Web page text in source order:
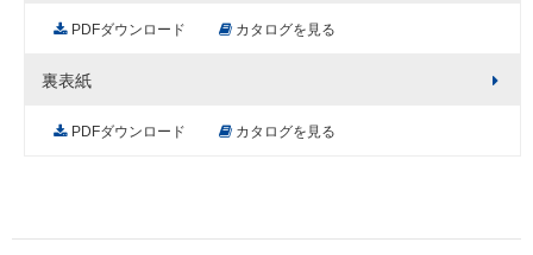
PDFダウンロード カタログを見る
裏表紙
PDFダウンロード カタログを見る